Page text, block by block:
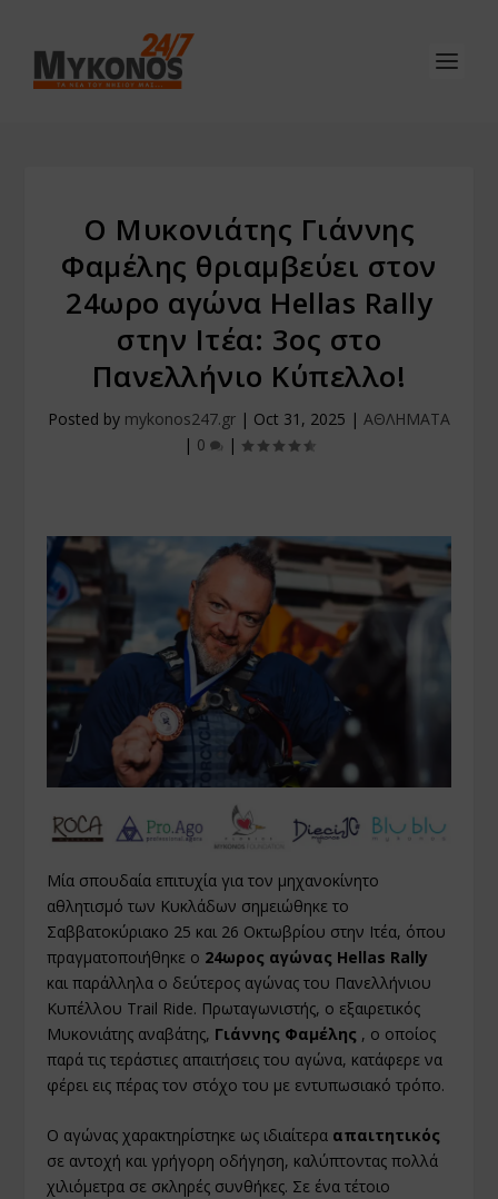
Ο Μυκονιάτης Γιάννης
Φαμέλης θριαμβεύει στον
24ωρο αγώνα Hellas Rally
στην Ιτέα: 3ος στο
Πανελλήνιο Κύπελλο!
Posted by mykonos247.gr | Oct 31, 2025 | ΑΘΛΗΜΑΤΑ
| 0 |
Μία σπουδαία επιτυχία για τον μηχανοκίνητο
αθλητισμό των Κυκλάδων σημειώθηκε το
Σαββατοκύριακο 25 και 26 Οκτωβρίου στην Ιτέα, όπου
πραγματοποιήθηκε ο 24ωρος αγώνας Hellas Rally
και παράλληλα ο δεύτερος αγώνας του Πανελλήνιου
Κυπέλλου Trail Ride. Πρωταγωνιστής, ο εξαιρετικός
Μυκονιάτης αναβάτης, Γιάννης Φαμέλης , ο οποίος
παρά τις τεράστιες απαιτήσεις του αγώνα, κατάφερε να
φέρει εις πέρας τον στόχο του με εντυπωσιακό τρόπο.
Ο αγώνας χαρακτηρίστηκε ως ιδιαίτερα απαιτητικός
σε αντοχή και γρήγορη οδήγηση, καλύπτοντας πολλά
χιλιόμετρα σε σκληρές συνθήκες. Σε ένα τέτοιο